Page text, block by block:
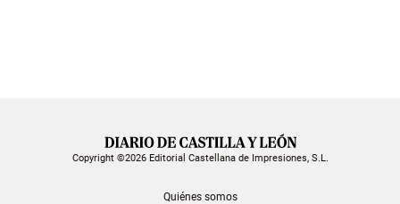
Copyright ©2026 Editorial Castellana de Impresiones, S.L.
Quiénes somos